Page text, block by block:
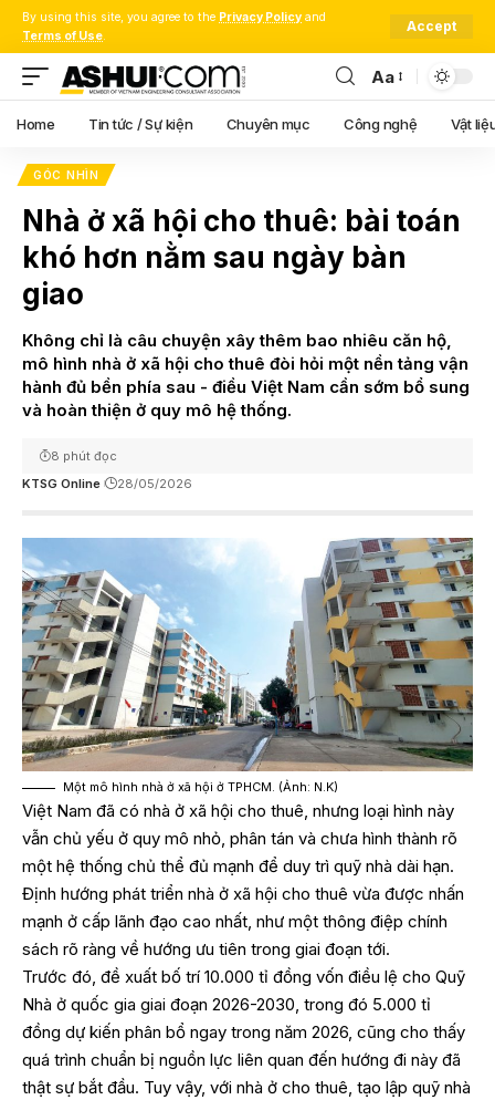
By using this site, you agree to the Privacy Policy and
Terms of Use.
Accept
Font
Resizer
Aa
Home Tin tức / Sự kiện Chuyên mục Công nghệ Vật
GÓC NHÌN
Nhà ở xã hội cho thuê: bài toán
khó hơn nằm sau ngày bàn
giao
Không chỉ là câu chuyện xây thêm bao nhiêu căn hộ,
mô hình nhà ở xã hội cho thuê đòi hỏi một nền tảng vận
hành đủ bền phía sau - điều Việt Nam cần sớm bổ sung
và hoàn thiện ở quy mô hệ thống.
KTSG Online 28/05/2026
8 phút đọc
Một mô hình nhà ở xã hội ở TPHCM. (Ảnh: N.K)
Việt Nam đã có nhà ở xã hội cho thuê, nhưng loại hình này
vẫn chủ yếu ở quy mô nhỏ, phân tán và chưa hình thành rõ
một hệ thống chủ thể đủ mạnh để duy trì quỹ nhà dài hạn.
Định hướng phát triển nhà ở xã hội cho thuê vừa được nhấn
mạnh ở cấp lãnh đạo cao nhất, như một thông điệp chính
sách rõ ràng về hướng ưu tiên trong giai đoạn tới.
Trước đó, đề xuất bố trí 10.000 tỉ đồng vốn điều lệ cho Quỹ
Nhà ở quốc gia giai đoạn 2026-2030, trong đó 5.000 tỉ
đồng dự kiến phân bổ ngay trong năm 2026, cũng cho thấy
quá trình chuẩn bị nguồn lực liên quan đến hướng đi này đã
thật sự bắt đầu. Tuy vậy, với nhà ở cho thuê, tạo lập quỹ nhà